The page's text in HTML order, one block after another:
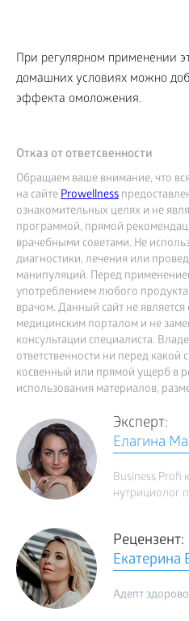
При регулярном применении
домашних условиях можно
эффекта омоложения.
Отказ от ответсвенности
Обращаем ваше внимание, что
на сайтеProwellness
ознакомительных целях и не
программой, прямой
врачебными советами. Не
диагностики, лечения или
манипуляций. Перед
употреблением любого продукта
врачом. Данный сайт не
медицинским порталом и не
консультации специалиста.
ответственности ни перед
косвенный или прямой ущерб в
использования материалов,
Эксперт:
Елагина
Business Profi
нутрициолог
Рецензент:
Екатерина
Адепт